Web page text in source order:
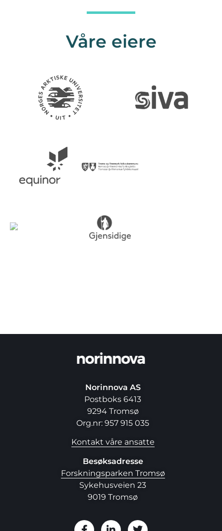
Våre eiere
Norinnova AS
Postboks 6413
9294 Tromsø
Org.nr: 957 915 035
Kontakt våre ansatte
Besøksadresse
Forskningsparken Tromsø
Sykehusveien 23
9019 Tromsø